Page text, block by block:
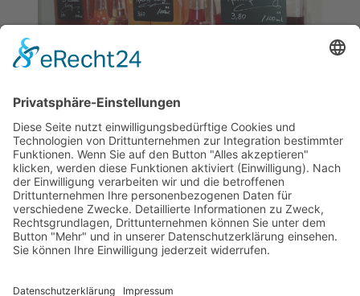
Frisch gezapft. Die höchste Qualität
von Feinkost am Markt.